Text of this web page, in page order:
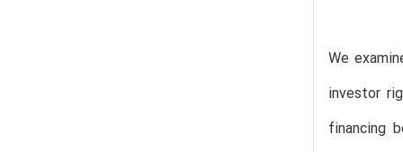
We
investor
financing